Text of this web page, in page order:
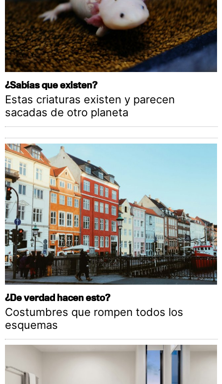
¿Sabías que existen?
Estas criaturas existen y parecen
sacadas de otro planeta
¿De verdad hacen esto?
Costumbres que rompen todos los
esquemas